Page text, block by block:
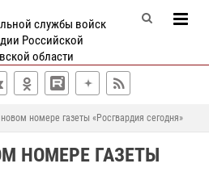
службы войск
Российской
области
номере газеты «Росгвардия сегодня»
НОМЕРЕ ГАЗЕТЫ